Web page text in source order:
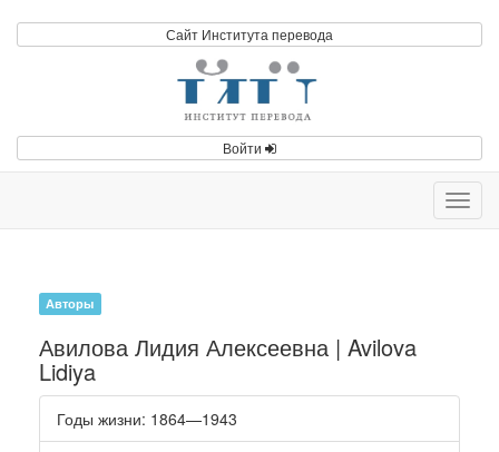
Сайт Института перевода
Войти
Авторы
Авилова Лидия Алексеевна | Avilova
Lidiya
Годы жизни: 1864—1943